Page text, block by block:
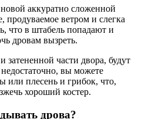
аккуратно сложенной
ветром и слегка
что в штабель попадают и
дровам вызреть.
части двора, будут
вы можете
или плесень и грибок, что,
хороший костер.
дрова?